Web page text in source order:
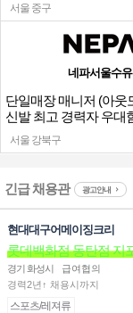
서울 중구
네파서울수유
단일매장 매니저 (아웃
신발 최고 경력자 우대
다.
서울 강북구
긴급 채용관 광고안내
현대대구어메이징크리
롯데백화점 동탄점 지
경기 화성시
급여협의
경력2년↑ 채용시까지
스포츠/레져류